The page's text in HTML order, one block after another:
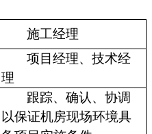
施工经理
项目经理、技术经
理
跟踪、确认、协调
以保证机房现场环境具